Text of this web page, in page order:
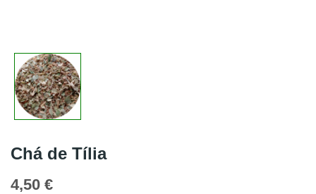
Chá de Tília
4,50 €